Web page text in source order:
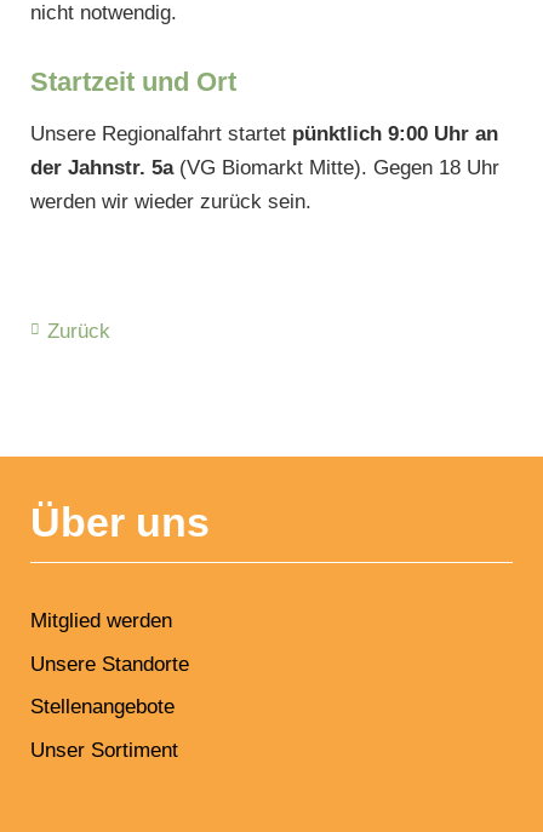
nicht notwendig.
Startzeit und Ort
Unsere Regionalfahrt startet pünktlich 9:00 Uhr an
der Jahnstr. 5a(VG Biomarkt Mitte). Gegen 18 Uhr
werden wir wieder zurück sein.
Zurück
Über uns
Mitglied werden
Unsere Standorte
Stellenangebote
Unser Sortiment